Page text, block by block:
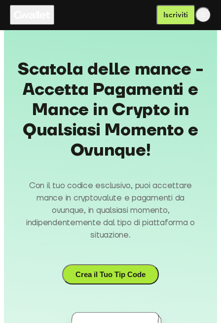
Iscriviti
Scatola delle mance -
Accetta Pagamenti e
Mance in Crypto in
Qualsiasi Momento e
Ovunque!
Con il tuo codice esclusivo, puoi accettare
mance in cryptovalute e pagamenti da
ovunque, in qualsiasi momento,
indipendentemente dal tipo di piattaforma o
situazione.
Crea il Tuo Tip Code